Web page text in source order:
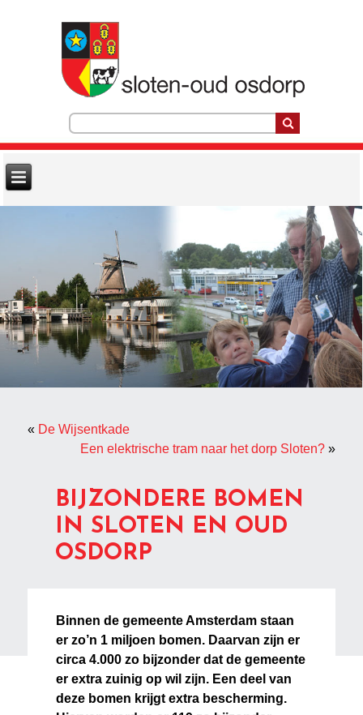
« De Wijsentkade
Een elektrische tram naar het dorp Sloten?»
BIJZONDERE BOMEN
IN SLOTEN EN OUD
OSDORP
Binnen de gemeente Amsterdam staan
er zo’n 1 miljoen bomen. Daarvan zijn er
circa 4.000 zo bijzonder dat de gemeente
er extra zuinig op wil zijn. Een deel van
deze bomen krijgt extra bescherming.